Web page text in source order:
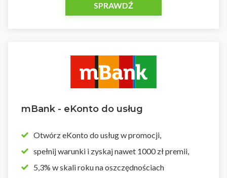
SPRAWDŹ
mBank - eKonto do usług
Otwórz eKonto do usług w promocji,
spełnij warunki i zyskaj nawet 1000 zł premii,
5,3% w skali roku na oszczędnościach